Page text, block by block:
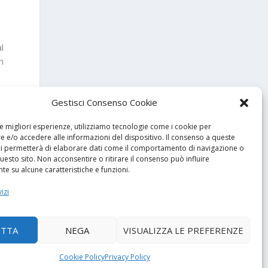
Gestisci Consenso Cookie
migliori esperienze, utilizziamo tecnologie come i cookie per
e/o accedere alle informazioni del dispositivo. Il consenso a queste
permetterà di elaborare dati come il comportamento di navigazione o
sito. Non acconsentire o ritirare il consenso può influire
su alcune caratteristiche e funzioni.
NEGA VISUALIZZA LE PREFERENZE
Cookie PolicyPrivacy Policy
le ultime